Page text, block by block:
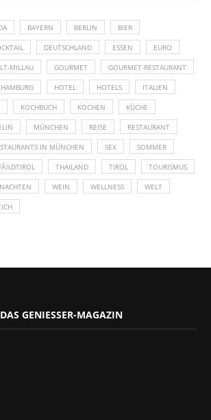
BAYERN BERLIN BIER
DEUTSCHLAND ESSEN EURO
MILLAU GOURMET GOURMET-RESTAURANT
HAMBURG HOTEL HOTELS ITALIEN
KOCHBUCH KOCHEN KÜCHE
MÜNCHEN REISE RESTAURANT
IN MÜNCHEN SEX SOMMER
THAILAND TIROL TOURISMUS
WEIN WELLNESS WELT
GENIESSER-MAGAZIN